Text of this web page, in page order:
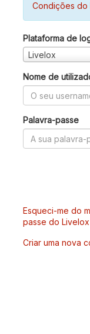
Condições do
Plataforma de
Livelox
Nome de
Palavra-passe
Esqueci-me do
passe do Livelox
Criar uma nova